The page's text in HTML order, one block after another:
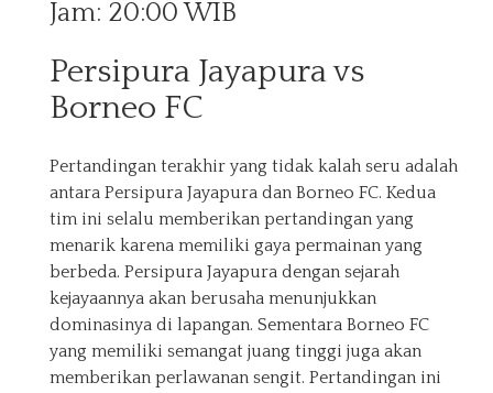
Jam: 20:00 WIB
Persipura Jayapura vs
Borneo FC
Pertandingan terakhir yang tidak kalah seru adalah
antara Persipura Jayapura dan Borneo FC. Kedua
tim ini selalu memberikan pertandingan yang
menarik karena memiliki gaya permainan yang
berbeda. Persipura Jayapura dengan sejarah
kejayaannya akan berusaha menunjukkan
dominasinya di lapangan. Sementara Borneo FC
yang memiliki semangat juang tinggi juga akan
memberikan perlawanan sengit. Pertandingan ini